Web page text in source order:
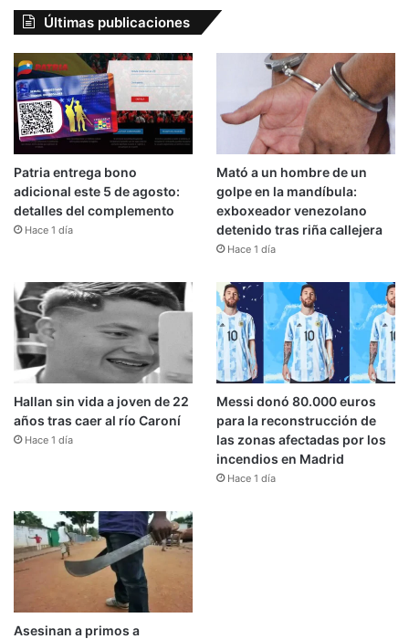
Últimas publicaciones
Patria entrega bono
adicional este 5 de agosto:
detalles del complemento
Hace 1 día
Mató a un hombre de un
golpe en la mandíbula:
exboxeador venezolano
detenido tras riña callejera
Hace 1 día
Hallan sin vida a joven de 22
años tras caer al río Caroní
Hace 1 día
Messi donó 80.000 euros
para la reconstrucción de
las zonas afectadas por los
incendios en Madrid
Hace 1 día
Asesinan a primos a